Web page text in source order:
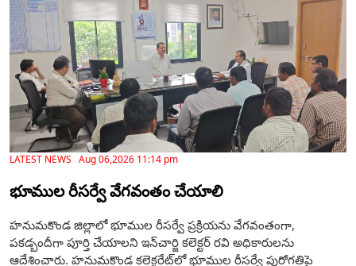
LATEST NEWS Aug 06,2026 11:14 pm
భూముల రీసర్వే వేగవంతం చేయాలి
హనుమకొండ జిల్లాలో భూముల రీసర్వే ప్రక్రియను వేగవంతంగా,
పకడ్బందీగా పూర్తి చేయాలని ఇన్‌చార్జి కలెక్టర్ రవి అధికారులను
ఆదేశించారు. హనుమకొండ కలెక్టరేట్‌లో భూముల రీసర్వే పురోగతిపై